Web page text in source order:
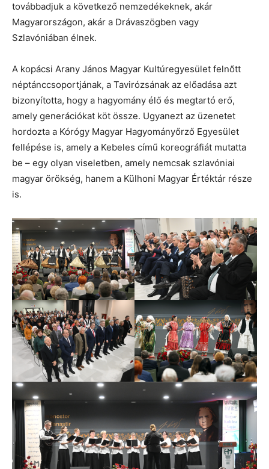
továbbadjuk a következő nemzedékeknek, akár
Magyarországon, akár a Drávaszögben vagy
Szlavóniában élnek.
A kopácsi Arany János Magyar Kultúregyesület felnőtt
néptánccsoportjának, a Tavirózsának az előadása azt
bizonyította, hogy a hagyomány élő és megtartó erő,
amely generációkat köt össze. Ugyanezt az üzenetet
hordozta a Kórógy Magyar Hagyományőrző Egyesület
fellépése is, amely a Kebeles című koreográfiát mutatta
be – egy olyan viseletben, amely nemcsak szlavóniai
magyar örökség, hanem a Külhoni Magyar Értéktár része
is.